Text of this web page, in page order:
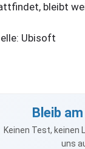
bleibt
Ubisoft
Bleib
Keinen Test, keinen
uns